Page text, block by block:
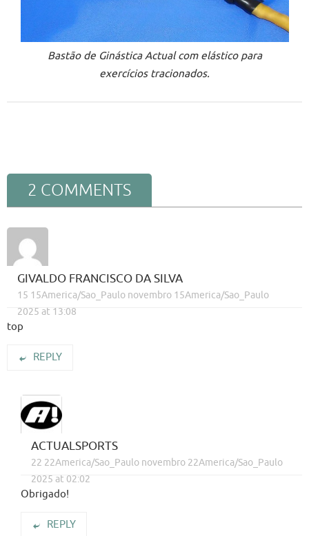
Bastão de Ginástica Actual com elástico para
exercícios tracionados.
2 COMMENTS
GIVALDO FRANCISCO DA SILVA
15 15America/Sao_Paulo novembro 15America/Sao_Paulo
2025 at 13:08
top
REPLY
ACTUALSPORTS
22 22America/Sao_Paulo novembro 22America/Sao_Paulo
2025 at 02:02
Obrigado!
REPLY